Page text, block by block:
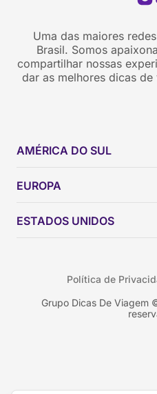
Uma das maiores
Brasil. Somos
compartilhar nossas
dar as melhores dicas
AMÉRICA DO SUL
Brasil
Colômbia
EUROPA
ESTADOS UNIDOS
Nova York
Grupo Dicas De Viagem
Política de